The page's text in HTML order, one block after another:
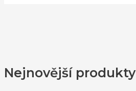
Nejnovější produkty